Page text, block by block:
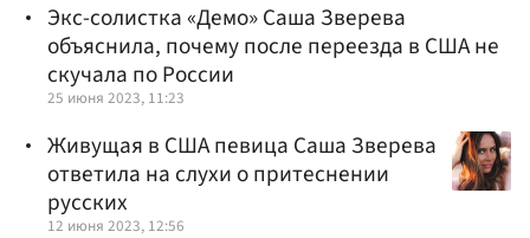
Экс-солистка «Демо» Саша Зверева
объяснила, почему после переезда в США не
скучала по России
25 июня 2023, 11:23
Живущая в США певица Саша Зверева
ответила на слухи о притеснении
русских
12 июня 2023, 12:56